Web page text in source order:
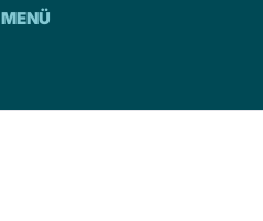
MENÜ